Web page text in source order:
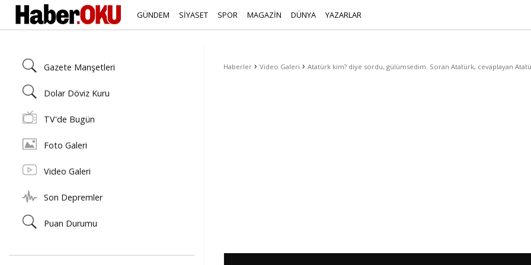
GÜNDEM SİYASET SPOR MAGAZİN DÜNYA YAZARLAR
Haberler› Video Galeri › Atatürk kim? diye sordu, gülümsedim. Soran Atatürk, cevaplayan
Gazete Manşetleri
Dolar Döviz Kuru
TV'de Bugün
Foto Galeri
Video Galeri
Son Depremler
Puan Durumu